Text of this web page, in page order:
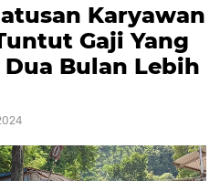
Karyawan
Gaji Yang
Bulan Lebih